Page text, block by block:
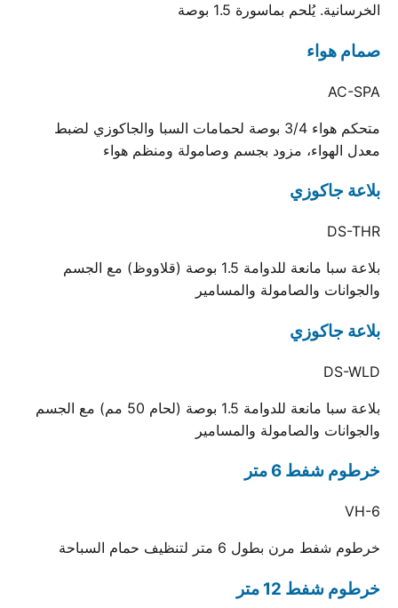
الخرسانية. يُلحم بماسورة 1.5 بوصة
صمام هواء
AC-SPA
متحكم هواء 3/4 بوصة لحمامات السبا والجاكوزي لضبط
معدل الهواء، مزود بجسم وصامولة ومنظم هواء
بلاعة جاكوزي
DS-THR
بلاعة سبا مانعة للدوامة 1.5 بوصة (قلاووظ) مع الجسم
والجوانات والصامولة والمسامير
بلاعة جاكوزي
DS-WLD
بلاعة سبا مانعة للدوامة 1.5 بوصة (لحام 50 مم) مع الجسم
والجوانات والصامولة والمسامير
خرطوم شفط 6 متر
VH-6
خرطوم شفط مرن بطول 6 متر لتنظيف حمام السباحة
خرطوم شفط 12 متر